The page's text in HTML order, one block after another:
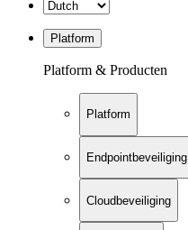
Platform
Platform & Producten
Platform
Endpointbeveiliging
Cloudbeveiliging